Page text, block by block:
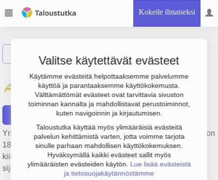
Kokeile ilmaiseksi
Valitse käytettävät evästeet
Käytämme evästeitä helpottaaksemme palvelumme
käyttöä ja parantaaksemme käyttökokemusta.
Välttämättömät evästeet ovat tarvittavia sivuston
toiminnan kannalta ja mahdollistavat perustoiminnot,
kuten navigoinnin ja kirjautumisen.
Taloustutka käyttää myös ylimääräisiä evästeitä
palvelun kehittämistä varten, jotta voimme tarjota
sinulle parhaan mahdollisen käyttökokemuksen.
Hyväksymällä kaikki evästeet sallit myös
ylimääräisten evästeiden käytön. Lue lisää evästeistä
ja tietosuojakäytännöstämme
Ruoveden Haapasaaren
Kiinteistö Oy
Yrityksen Ruoveden Haapasaaren Kiinteistö Oy liikevaihto on
189 000 € ja tulos -52 000 €. Sen päätoimiala on Muu
kiinteistöjen vuokraus ja hallinta, perustamisvuosi 1978 ja
sijainti Ruovesi. Yrityksen yhtiömuoto Osakeyhtiö (OY).